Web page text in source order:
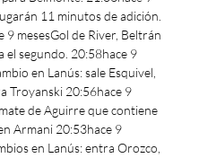
11 minutos de adición.
9 mesesGol de River, Beltrán
el segundo. 20:58hace 9
en Lanús: sale Esquivel,
Troyanski 20:56hace 9
de Aguirre que contiene
Armani 20:53hace 9
en Lanús: entra Orozco,